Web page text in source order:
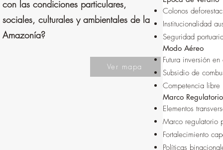
con las condiciones particulares,
sociales, culturales y ambientales de la
Amazonía?
Ver mapa
Colonos
Institucionalidad
Seguridad
Modo Aéreo
Futura inversión
Subsidio de
Competencia libre
Marco Regulatorio
Elementos
Marco regulatorio
Fortalecimiento
Políticas